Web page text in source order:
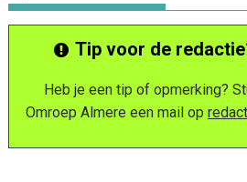
Tip voor de
Heb je een tip of opmerking?
Omroep Almere een mail op